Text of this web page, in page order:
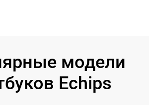
модели
Echips